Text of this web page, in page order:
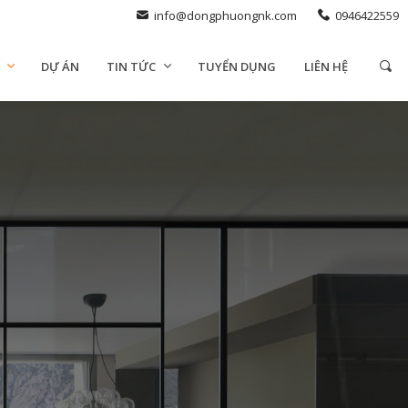
info@dongphuongnk.com 0946422559
DỰ ÁN TIN TỨC TUYỂN DỤNG LIÊN HỆ